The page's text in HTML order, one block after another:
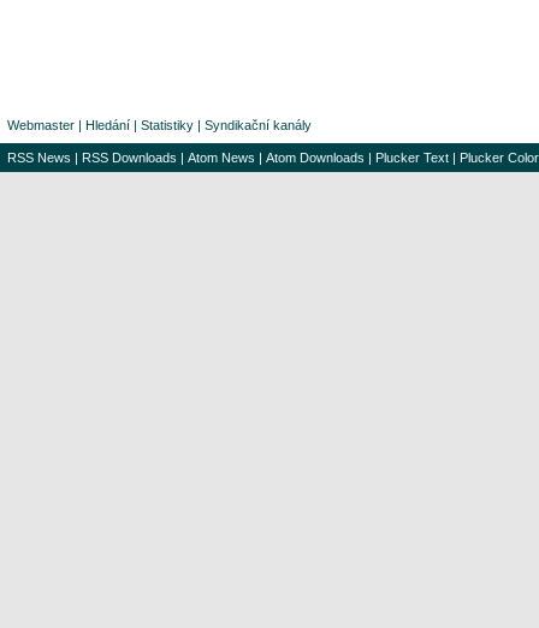
Webmaster | Hledání | Statistiky | Syndikační kanály
RSS News | RSS Downloads | Atom News | Atom Downloads | Plucker Text | Plucker Color